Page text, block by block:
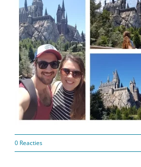
0 Reacties